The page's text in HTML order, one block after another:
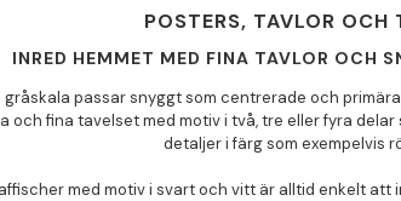
POSTERS, TAVLOR
INRED HEMMET MED FINA TAVLOR OCH
passar snyggt som centrerade och
och fina tavelset med motiv i två, tre eller fyra
detaljer i färg som exempelvis
med motiv i svart och vitt är alltid enkelt